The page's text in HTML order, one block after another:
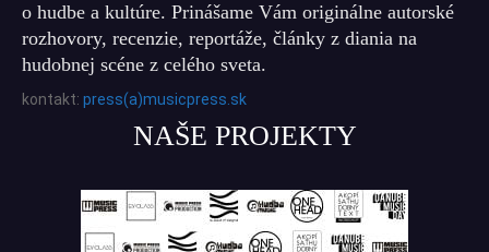
o hudbe a kultúre. Prinášame Vám originálne autorské
rozhovory, recenzie, reportáže, články z diania na
hudobnej scéne z celého sveta.
kontakt: press(a)musicpress.sk
NAŠE PROJEKTY